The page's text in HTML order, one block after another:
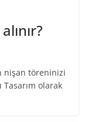
nişan töreninizi
Tasarım olarak